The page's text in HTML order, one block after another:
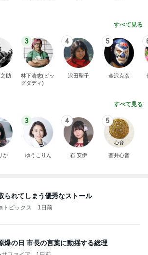
すべて見る
助
3
林下清志(ビッ
グダディ)
4
沢田聖子
5
金沢克彦
すべて見る
か
3
ゆうこりん
4
石 安伊
5
蒼井心音
られてしまう優秀なストール
トピックス 1日前
爆の日 市長の言葉に動揺する総理